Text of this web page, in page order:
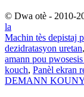
© Dwa otè - 2010-
la
Machin tès depistaj
dezidratasyon uretan,
amann pou
kouch, Panèl ekran
DEMANN